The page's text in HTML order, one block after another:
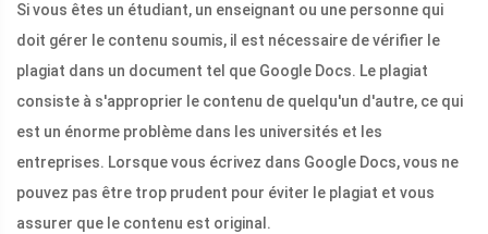
Si vous êtes un étudiant, un enseignant ou une personne qui
doit gérer le contenu soumis, il est nécessaire de vérifier le
plagiat dans un document tel que Google Docs. Le plagiat
consiste à s'approprier le contenu de quelqu'un d'autre, ce qui
est un énorme problème dans les universités et les
entreprises. Lorsque vous écrivez dans Google Docs, vous ne
pouvez pas être trop prudent pour éviter le plagiat et vous
assurer que le contenu est original.